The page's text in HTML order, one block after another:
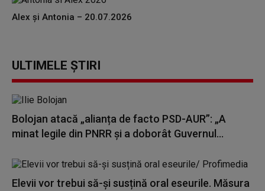
Alex și Antonia – 20.07.2026
ULTIMELE ȘTIRI
Bolojan atacă „alianța de facto PSD-AUR”: „A
minat legile din PNRR și a doborât Guvernul...
Elevii vor trebui să-și susțină oral eseurile. Măsura